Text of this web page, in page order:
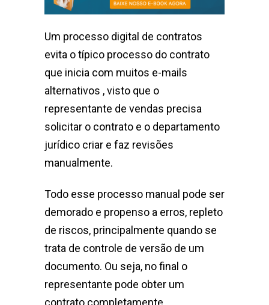
Um processo digital de contratos
evita o típico processo do contrato
que inicia com muitos e-mails
alternativos , visto que o
representante de vendas precisa
solicitar o contrato e o departamento
jurídico criar e faz revisões
manualmente.
Todo esse processo manual pode ser
demorado e propenso a erros, repleto
de riscos, principalmente quando se
trata de controle de versão de um
documento. Ou seja, no final o
representante pode obter um
contrato completamente